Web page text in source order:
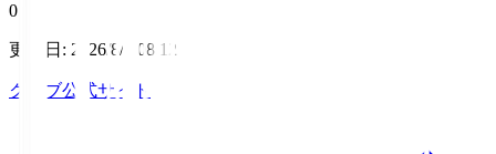
0
更新日 : 2026/8/7 08:12
クラブ公式サイト